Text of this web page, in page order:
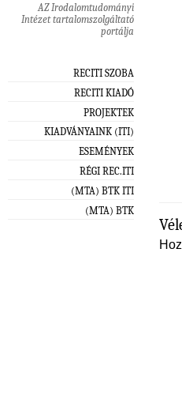
AZ Irodalomtudományi
Intézet tartalomszolgáltató
portálja
RECITI SZOBA
RECITI KIADÓ
PROJEKTEK
KIADVÁNYAINK (ITI)
ESEMÉNYEK
RÉGI REC.ITI
(MTA) BTK ITI
(MTA) BTK